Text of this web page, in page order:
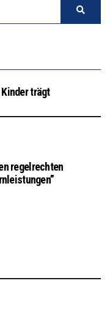
trägt
regelrechten